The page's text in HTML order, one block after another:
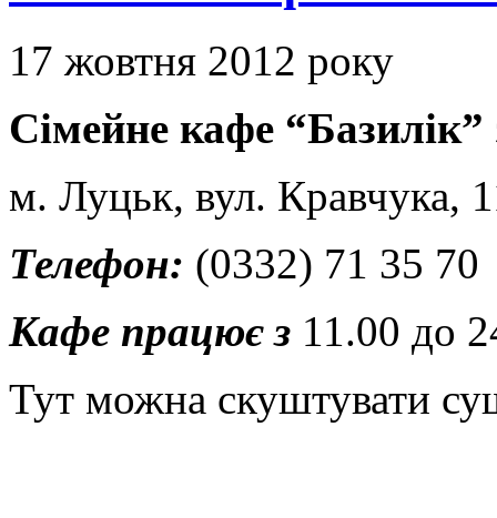
17 жовтня 2012 року
Сімейне кафе “Базилік”
м. Луцьк, вул. Кравчука,
Телефон: (0332) 71 35 70
Кафе працює з 11.00 до
Тут можна скуштувати